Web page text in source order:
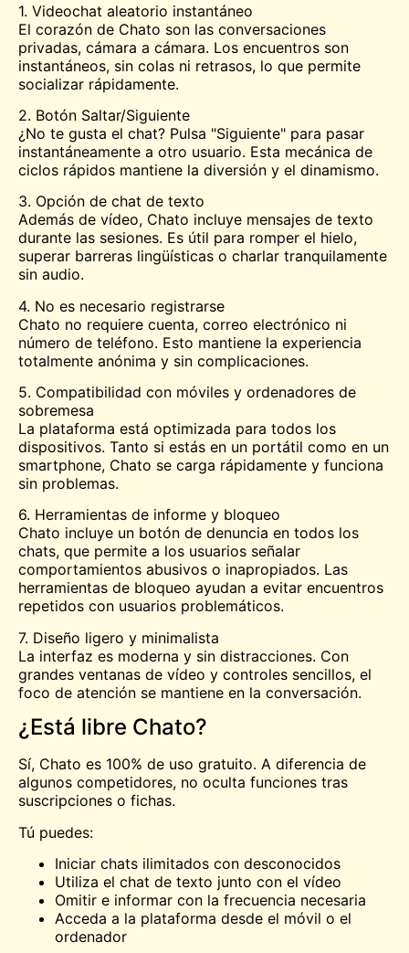
1. Videochat aleatorio instantáneo
El corazón de Chato son las conversaciones
privadas, cámara a cámara. Los encuentros son
instantáneos, sin colas ni retrasos, lo que permite
socializar rápidamente.
2. Botón Saltar/Siguiente
¿No te gusta el chat? Pulsa "Siguiente" para pasar
instantáneamente a otro usuario. Esta mecánica de
ciclos rápidos mantiene la diversión y el dinamismo.
3. Opción de chat de texto
Además de vídeo, Chato incluye mensajes de texto
durante las sesiones. Es útil para romper el hielo,
superar barreras lingüísticas o charlar tranquilamente
sin audio.
4. No es necesario registrarse
Chato no requiere cuenta, correo electrónico ni
número de teléfono. Esto mantiene la experiencia
totalmente anónima y sin complicaciones.
5. Compatibilidad con móviles y ordenadores de
sobremesa
La plataforma está optimizada para todos los
dispositivos. Tanto si estás en un portátil como en un
smartphone, Chato se carga rápidamente y funciona
sin problemas.
6. Herramientas de informe y bloqueo
Chato incluye un botón de denuncia en todos los
chats, que permite a los usuarios señalar
comportamientos abusivos o inapropiados. Las
herramientas de bloqueo ayudan a evitar encuentros
repetidos con usuarios problemáticos.
7. Diseño ligero y minimalista
La interfaz es moderna y sin distracciones. Con
grandes ventanas de vídeo y controles sencillos, el
foco de atención se mantiene en la conversación.
¿Está libre Chato?
Sí, Chato es 100% de uso gratuito. A diferencia de
algunos competidores, no oculta funciones tras
suscripciones o fichas.
Tú puedes:
Iniciar chats ilimitados con desconocidos
Utiliza el chat de texto junto con el vídeo
Omitir e informar con la frecuencia necesaria
Acceda a la plataforma desde el móvil o el
ordenador